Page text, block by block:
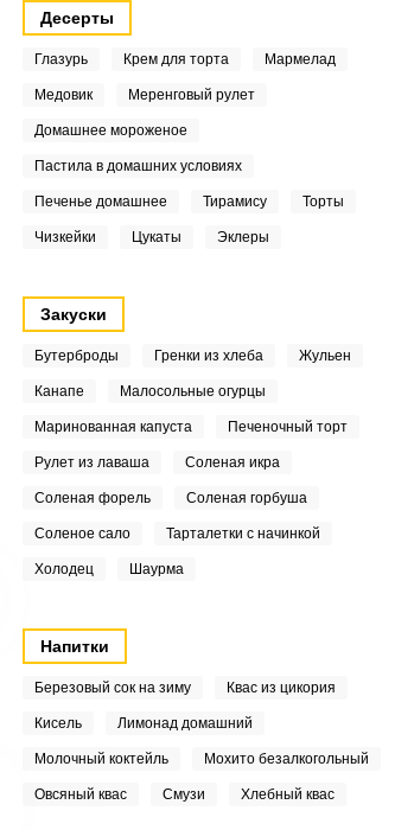
Десерты
Глазурь Крем для торта Мармелад
Медовик Меренговый рулет
Домашнее мороженое
Пастила в домашних условиях
Печенье домашнее Тирамису Торты
Чизкейки Цукаты Эклеры
Закуски
Бутерброды Гренки из хлеба Жульен
Канапе Малосольные огурцы
Маринованная капуста Печеночный торт
Рулет из лаваша Соленая икра
Соленая форель Соленая горбуша
Соленое сало Тарталетки с начинкой
Холодец Шаурма
Напитки
Березовый сок на зиму Квас из цикория
Кисель Лимонад домашний
Молочный коктейль Мохито безалкогольный
Овсяный квас Смузи Хлебный квас